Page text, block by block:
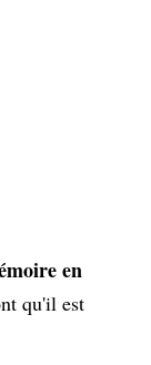
en
qu'il est